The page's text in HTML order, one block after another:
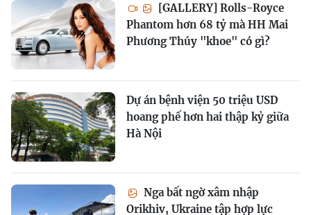
[GALLERY] Rolls-Royce
Phantom hơn 68 tỷ mà HH Mai
Phương Thúy "khoe" có gì?
Dự án bệnh viện 50 triệu USD
hoang phế hơn hai thập kỷ giữa
Hà Nội
Nga bất ngờ xâm nhập
Orikhiv, Ukraine tập hợp lực